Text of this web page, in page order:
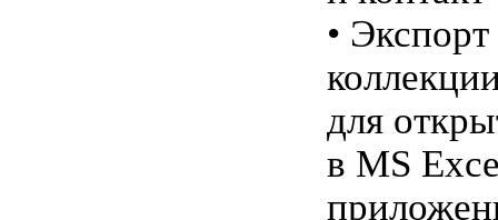
•
для
в MS